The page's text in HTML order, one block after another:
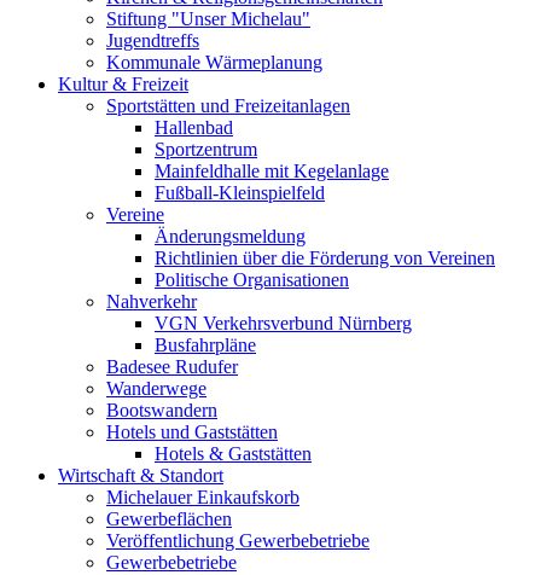
Stiftung "Unser Michelau"
Jugendtreffs
Kommunale Wärmeplanung
Kultur & Freizeit
Sportstätten und Freizeitanlagen
Hallenbad
Sportzentrum
Mainfeldhalle mit Kegelanlage
Fußball-Kleinspielfeld
Vereine
Änderungsmeldung
Richtlinien über die Förderung von Vereinen
Politische Organisationen
Nahverkehr
VGN Verkehrsverbund Nürnberg
Busfahrpläne
Badesee Rudufer
Wanderwege
Bootswandern
Hotels und Gaststätten
Hotels & Gaststätten
Wirtschaft & Standort
Michelauer Einkaufskorb
Gewerbeflächen
Veröffentlichung Gewerbebetriebe
Gewerbebetriebe